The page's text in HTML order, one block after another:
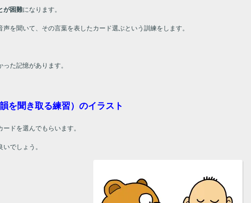
が困難になります。
を聞いて、その言葉を表したカード選ぶという訓練をします。
た記憶があります。
を聞き取る練習）のイラスト
ドを選んでもらいます。
でしょう。